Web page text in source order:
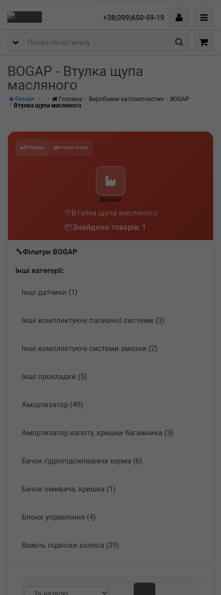
+38(099)650-59-19
Пошук
BOGAP - Втулка щупа
масляного
Бренди Головна Виробники автозапчастин
BOGAP
Втулка щупа масляного
Всі бренди Категорії бренду
BOGAP
Втулка щупа масляного
Знайдено товарів: 1
Фільтри BOGAP
Інші категорії:
Інші датчики (1)
Інші комплектуючі паливної системи (3)
Інші комплектуючі системи змазки (2)
Інші прокладки (5)
Амортизатор (49)
Амортизатор капоту, кришки багажника (3)
Бачок гідропідсилювача керма (6)
Бачок омивача, кришка (1)
Блоки управління (4)
Важіль підвіски колеса (29)